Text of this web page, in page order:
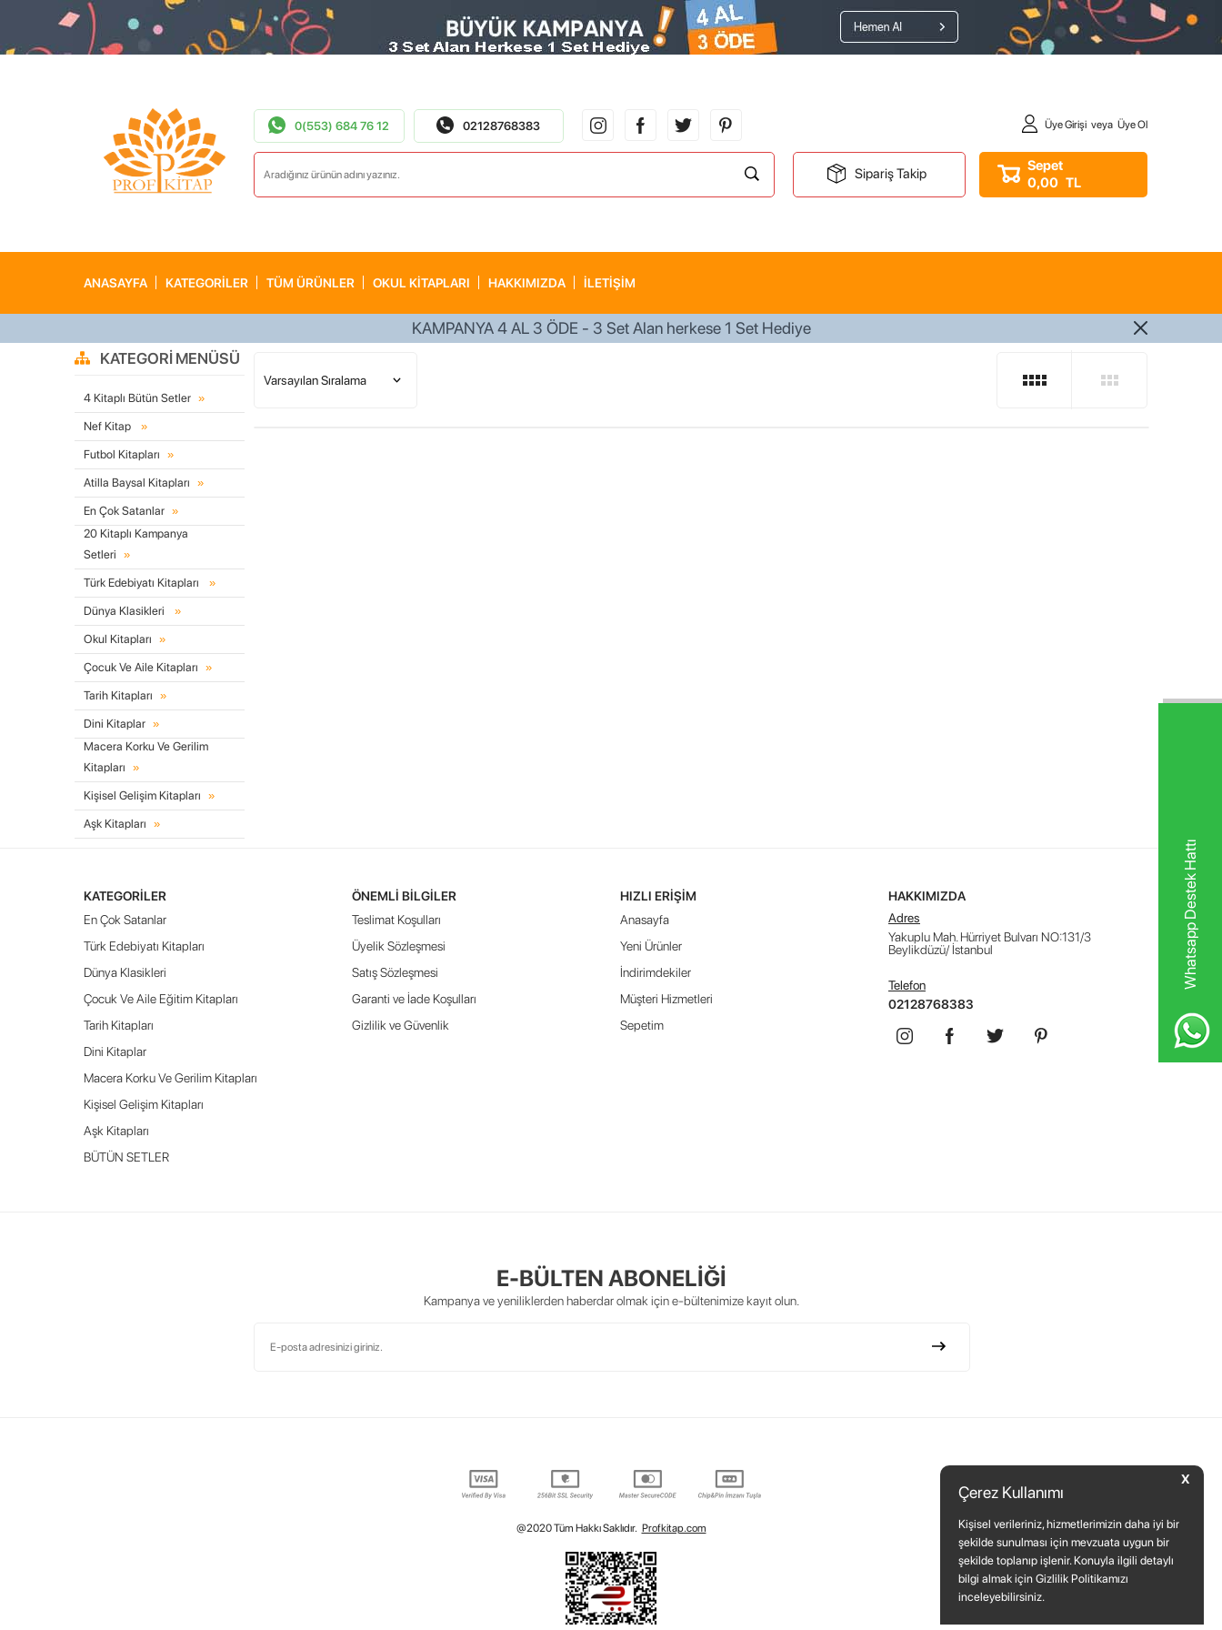
X
Çerez Kullanımı
Kişisel verileriniz, hizmetlerimizin daha iyi bir
şekilde sunulması için mevzuata uygun bir
şekilde toplanıp işlenir. Konuyla ilgili detaylı
bilgi almak için Gizlilik Politikamızı
inceleyebilirsiniz.
Whatsapp Destek Hattı
0(553) 684 76 12 02128768383 Üye Girişi veya Üye Ol
Sipariş Takip
Sepet
0,00 TL
ANASAYFA KATEGORİLER TÜM ÜRÜNLER OKUL KITAPLARI HAKKIMIZDA İLETİŞİM
750 TL ÜZERİ KARGO ÜCRETSİZ
KATEGORI MENÜSÜ
4 Kitaplı Bütün Setler
Nef Kitap
Futbol Kitapları
Atilla Baysal Kitapları
En Çok Satanlar
20 Kitaplı Kampanya
Setleri
Türk Edebiyatı Kitapları
Dünya Klasikleri
Okul Kitapları
Çocuk Ve Aile Kitapları
Tarih Kitapları
Dini Kitaplar
Macera Korku Ve Gerilim
Kitapları
Kişisel Gelişim Kitapları
Aşk Kitapları
KATEGORILER
En Çok Satanlar
Türk Edebiyatı Kitapları
Dünya Klasikleri
Çocuk Ve Aile Eğitim Kitapları
Tarih Kitapları
Dini Kitaplar
Macera Korku Ve Gerilim Kitapları
Kişisel Gelişim Kitapları
Aşk Kitapları
BÜTÜN SETLER
ÖNEMLI BILGILER
Teslimat Koşulları
Üyelik Sözleşmesi
Satış Sözleşmesi
Garanti ve İade Koşulları
Gizlilik ve Güvenlik
HIZLI ERIŞIM
Anasayfa
Yeni Ürünler
İndirimdekiler
Müşteri Hizmetleri
Sepetim
HAKKIMIZDA
Adres
Yakuplu Mah. Hürriyet Bulvarı NO:131/3
Beylikdüzü/ İstanbul
Telefon
02128768383
E-BÜLTEN ABONELİĞİ
Kampanya ve yeniliklerden haberdar olmak için e-bültenimize kayıt olun.
@2020 Tüm Hakkı Saklıdır. Profkitap.com